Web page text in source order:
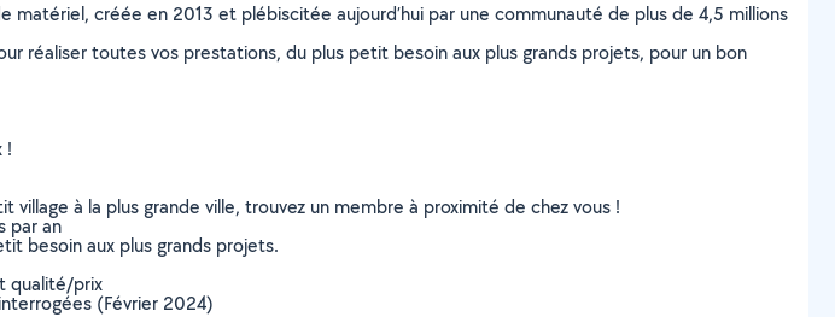
créée en 2013 et plébiscitée aujourd’hui par une communauté de plus de 4,5 millions
réaliser toutes vos prestations, du plus petit besoin aux plus grands projets, pour un bon
!
à la plus grande ville, trouvez un membre à proximité de chez vous !
par an
besoin aux plus grands projets.
qualité/prix
(Février 2024)